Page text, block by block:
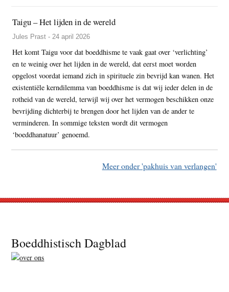
Taigu – Het lijden in de wereld
Jules Prast - 24 april 2026
Het komt Taigu voor dat boeddhisme te vaak gaat over ‘verlichting’
en te weinig over het lijden in de wereld, dat eerst moet worden
opgelost voordat iemand zich in spirituele zin bevrijd kan wanen. Het
existentiële kerndilemma van boeddhisme is dat wij ieder delen in de
rotheid van de wereld, terwijl wij over het vermogen beschikken onze
bevrijding dichterbij te brengen door het lijden van de ander te
verminderen. In sommige teksten wordt dit vermogen
‘boeddhanatuur’ genoemd.
Meer onder 'pakhuis van verlangen'
Footer
Boeddhistisch Dagblad